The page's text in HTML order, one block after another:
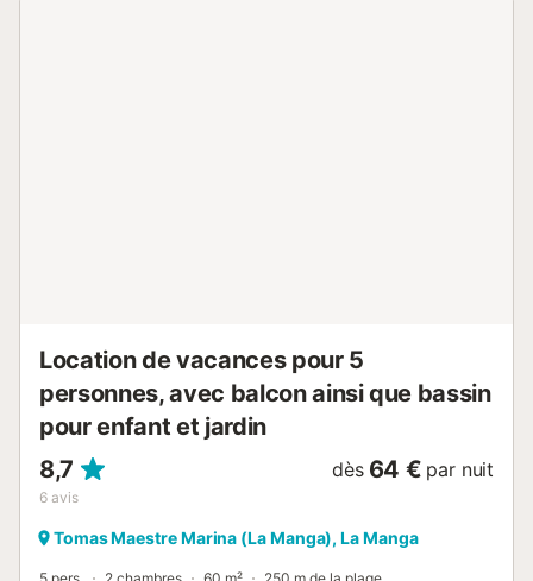
Location de vacances pour 5
personnes, avec balcon ainsi que bassin
pour enfant et jardin
8,7
6 avis
dès 64 € par nuit
Tomas Maestre Marina (La Manga), La Manga